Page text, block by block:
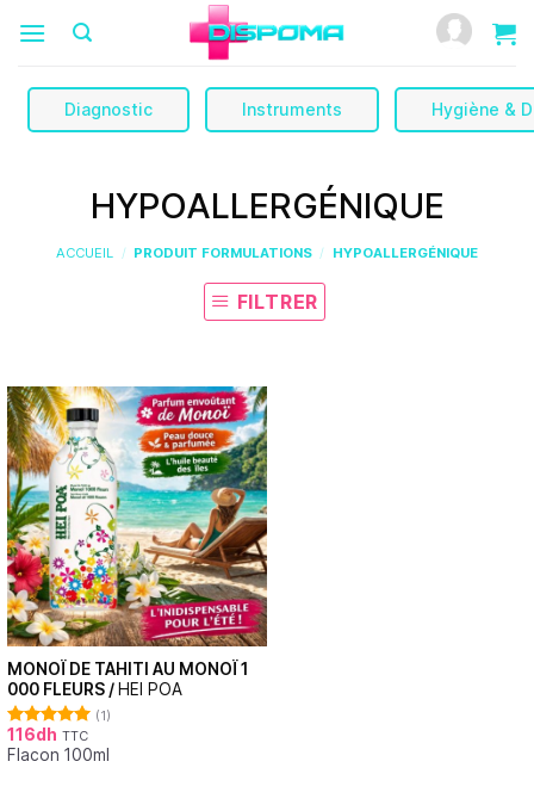
Diagnostic Instruments Hygiène &
HYPOALLERGÉNIQUE
ACCUEIL / PRODUIT FORMULATIONS / HYPOALLERGÉNIQUE
FILTRER
MONOÏ DE TAHITI AU MONOÏ 1
000 FLEURS / HEI POA
Note5.00
sur 5
(1)
116dh TTC
Flacon 100ml